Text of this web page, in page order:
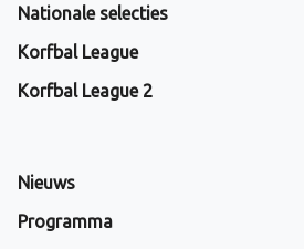
Nationale selecties
Korfbal League
Korfbal League 2
Nieuws
Programma